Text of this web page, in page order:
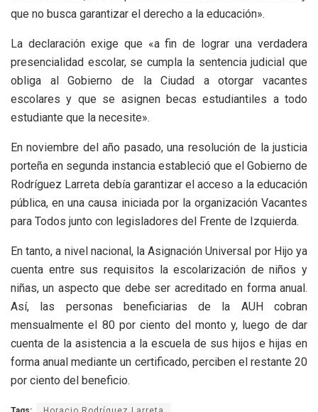
que no busca garantizar el derecho a la educación».
La declaración exige que «a fin de lograr una verdadera
presencialidad escolar, se cumpla la sentencia judicial que
obliga al Gobierno de la Ciudad a otorgar vacantes
escolares y que se asignen becas estudiantiles a todo
estudiante que la necesite».
En noviembre del año pasado, una resolución de la justicia
porteña en segunda instancia estableció que el Gobierno de
Rodríguez Larreta debía garantizar el acceso a la educación
pública, en una causa iniciada por la organización Vacantes
para Todos junto con legisladores del Frente de Izquierda.
En tanto, a nivel nacional, la Asignación Universal por Hijo ya
cuenta entre sus requisitos la escolarización de niños y
niñas, un aspecto que debe ser acreditado en forma anual.
Así, las personas beneficiarias de la AUH cobran
mensualmente el 80 por ciento del monto y, luego de dar
cuenta de la asistencia a la escuela de sus hijos e hijas en
forma anual mediante un certificado, perciben el restante 20
por ciento del beneficio.